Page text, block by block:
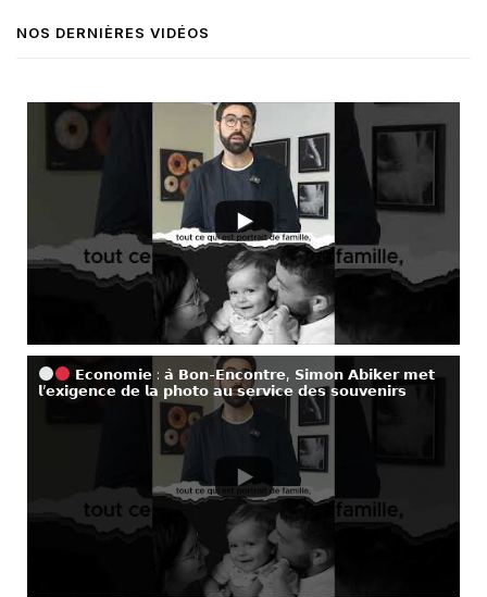
NOS DERNIÈRES VIDÉOS
𝗘𝗰𝗼𝗻𝗼𝗺𝗶𝗲 : 𝗮̀ 𝗕𝗼𝗻-𝗘𝗻𝗰𝗼𝗻𝘁𝗿𝗲, 𝗦𝗶𝗺𝗼𝗻 𝗔𝗯𝗶𝗸𝗲𝗿 𝗺𝗲𝘁
𝗹’𝗲𝘅𝗶𝗴𝗲𝗻𝗰𝗲 𝗱𝗲 𝗹𝗮 𝗽𝗵𝗼𝘁𝗼 𝗮𝘂 𝘀𝗲𝗿𝘃𝗶𝗰𝗲 𝗱𝗲𝘀 𝘀𝗼𝘂𝘃𝗲𝗻𝗶𝗿𝘀